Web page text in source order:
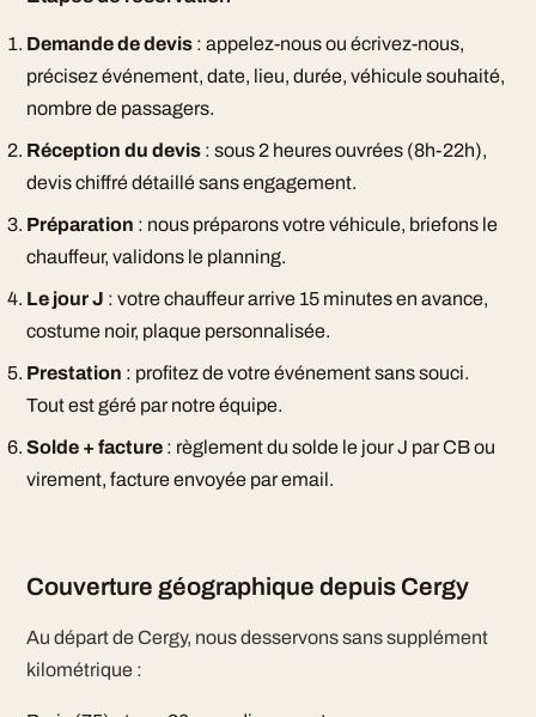
Demande de devis: appelez-nous ou écrivez-nous,
précisez événement, date, lieu, durée, véhicule souhaité,
nombre de passagers.
Réception du devis: sous 2 heures ouvrées (8h-22h),
devis chiffré détaillé sans engagement.
Préparation : nous préparons votre véhicule, briefons le
chauffeur, validons le planning.
Le jour J : votre chauffeur arrive 15 minutes en avance,
costume noir, plaque personnalisée.
Prestation : profitez de votre événement sans souci.
Tout est géré par notre équipe.
Solde + facture: règlement du solde le jour J par CB ou
virement, facture envoyée par email.
Couverture géographique depuis Cergy
Au départ de Cergy, nous desservons sans supplément
kilométrique :